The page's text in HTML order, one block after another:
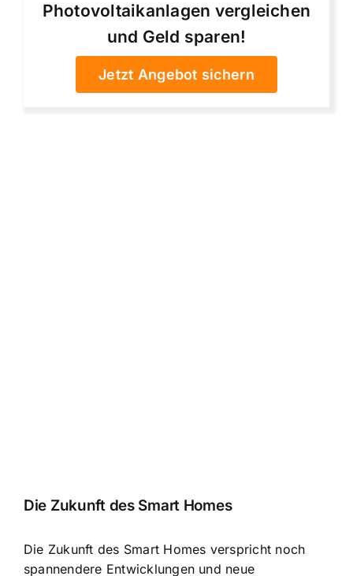
Photovoltaikanlagen vergleichen
und Geld sparen!
Jetzt Angebot sichern
Die Zukunft des Smart Homes
Die Zukunft des Smart Homes verspricht noch
spannendere Entwicklungen und neue